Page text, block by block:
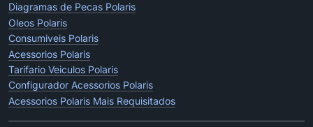
Diagramas de Pecas Polaris
Oleos Polaris
Consumiveis Polaris
Acessorios Polaris
Tarifario Veiculos Polaris
Configurador Acessorios Polaris
Acessorios Polaris Mais Requisitados